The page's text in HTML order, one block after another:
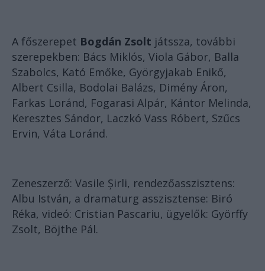
A főszerepet Bogdán Zsolt játssza, további
szerepekben: Bács Miklós, Viola Gábor, Balla
Szabolcs, Kató Emőke, Györgyjakab Enikő,
Albert Csilla, Bodolai Balázs, Dimény Áron,
Farkas Loránd, Fogarasi Alpár, Kántor Melinda,
Keresztes Sándor, Laczkó Vass Róbert, Szűcs
Ervin, Váta Loránd.
Zeneszerző: Vasile Șirli, rendezőasszisztens:
Albu István, a dramaturg asszisztense: Biró
Réka, videó: Cristian Pascariu, ügyelők: Györffy
Zsolt, Böjthe Pál.